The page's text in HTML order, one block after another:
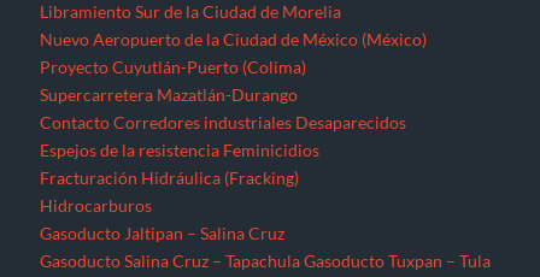
Libramiento Sur de la Ciudad de Morelia
Nuevo Aeropuerto de la Ciudad de México (México)
Proyecto Cuyutlán-Puerto (Colima)
Supercarretera Mazatlán-Durango
Contacto Corredores industriales Desaparecidos
Espejos de la resistencia Feminicidios
Fracturación Hidráulica (Fracking)
Hidrocarburos
Gasoducto Jaltipan – Salina Cruz
Gasoducto Salina Cruz – Tapachula Gasoducto Tuxpan – Tula